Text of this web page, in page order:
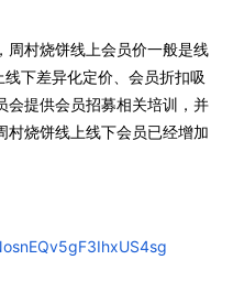
周村烧饼线上会员价一般是线
下差异化定价、会员折扣吸
会提供会员招募相关培训，并
村烧饼线上线下会员已经增加